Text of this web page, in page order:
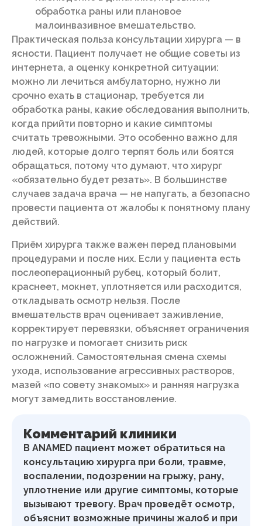
обработка раны или плановое
малоинвазивное вмешательство.
Практическая польза консультации хирурга — в
ясности. Пациент получает не общие советы из
интернета, а оценку конкретной ситуации:
можно ли лечиться амбулаторно, нужно ли
срочно ехать в стационар, требуется ли
обработка раны, какие обследования выполнить,
когда прийти повторно и какие симптомы
считать тревожными. Это особенно важно для
людей, которые долго терпят боль или боятся
обращаться, потому что думают, что хирург
«обязательно будет резать». В большинстве
случаев задача врача — не напугать, а безопасно
провести пациента от жалобы к понятному плану
действий.
Приём хирурга также важен перед плановыми
процедурами и после них. Если у пациента есть
послеоперационный рубец, который болит,
краснеет, мокнет, уплотняется или расходится,
откладывать осмотр нельзя. После
вмешательств врач оценивает заживление,
корректирует перевязки, объясняет ограничения
по нагрузке и помогает снизить риск
осложнений. Самостоятельная смена схемы
ухода, использование агрессивных растворов,
мазей «по совету знакомых» и ранняя нагрузка
могут замедлить восстановление.
Комментарий клиники
В ANAMED пациент может обратиться на
консультацию хирурга при боли, травме,
воспалении, подозрении на грыжу, рану,
уплотнение или другие симптомы, которые
вызывают тревогу. Врач проведёт осмотр,
объяснит возможные причины жалоб и при